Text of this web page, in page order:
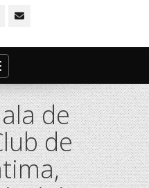
navigation
de
de